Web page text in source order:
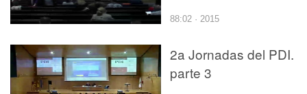
88:02 · 2015
2a Jornadas del PDI.
parte 3